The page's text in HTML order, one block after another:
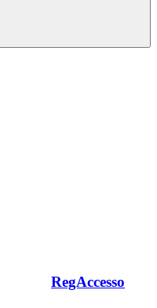
RegAccesso